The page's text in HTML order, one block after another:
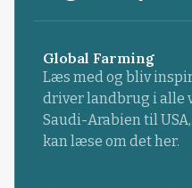
Global Farming
Læs med og bliv
driver landbrug i alle
Saudi-Arabien til
kan læse om det her.